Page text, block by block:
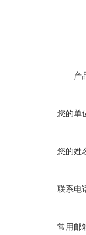
产
您的单
您的姓
联系电
常用邮